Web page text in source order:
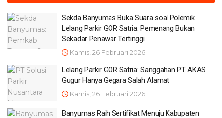
Sekda Banyumas Buka Suara soal Polemik
Lelang Parkir GOR Satria: Pemenang Bukan
Sekadar Penawar Tertinggi
Kamis, 26 Februari 2026
Lelang Parkir GOR Satria: Sanggahan PT AKAS
Gugur Hanya Gegara Salah Alamat
Kamis, 26 Februari 2026
Banyumas Raih Sertifikat Menuju Kabupaten